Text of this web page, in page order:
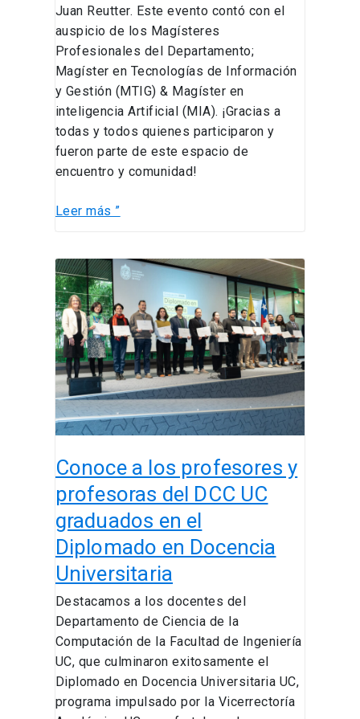
Juan Reutter. Este evento contó con el
auspicio de los Magísteres
Profesionales del Departamento;
Magíster en Tecnologías de Información
y Gestión (MTIG) & Magíster en
inteligencia Artificial (MIA). ¡Gracias a
todas y todos quienes participaron y
fueron parte de este espacio de
encuentro y comunidad!
Leer más ”
Conoce a los profesores y
profesoras del DCC UC
graduados en el
Diplomado en Docencia
Universitaria
Destacamos a los docentes del
Departamento de Ciencia de la
Computación de la Facultad de Ingeniería
UC, que culminaron exitosamente el
Diplomado en Docencia Universitaria UC,
programa impulsado por la Vicerrectoría
Conoce
a
los
profesores
y
profesoras
del
DCC
UC
en
el
Diplomado
en
Docencia
Universitaria